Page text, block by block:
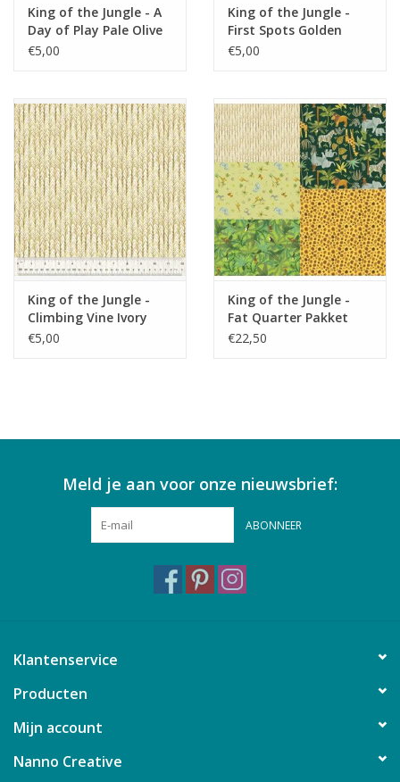
King of the Jungle - A
Day of Play Pale Olive
€5,00
King of the Jungle -
First Spots Golden
€5,00
King of the Jungle -
Climbing Vine Ivory
€5,00
King of the Jungle -
Fat Quarter Pakket
€22,50
Meld je aan voor onze nieuwsbrief:
ABONNEER
Klantenservice
Producten
Mijn account
Nanno Creative